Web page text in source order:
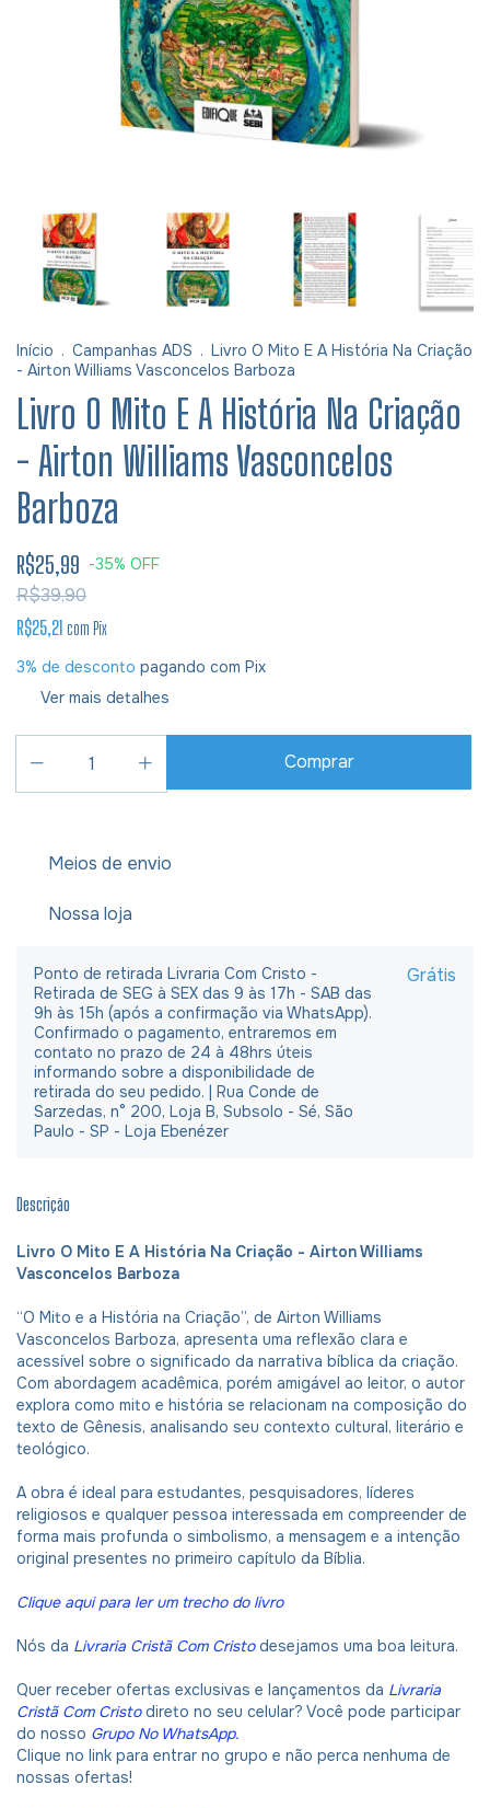
Início . Campanhas ADS . Livro O Mito E A História Na Criação
- Airton Williams Vasconcelos Barboza
Livro O Mito E A História Na Criação
- Airton Williams Vasconcelos
Barboza
R$25,99 -35% OFF
R$39,90
R$25,21 com Pix
3% de desconto pagando com Pix
Ver mais detalhes
Meios de envio
Nossa loja
Ponto de retirada Livraria Com Cristo -
Retirada de SEG à SEX das 9 às 17h - SAB das
9h às 15h (após a confirmação via WhatsApp).
Confirmado o pagamento, entraremos em
contato no prazo de 24 à 48hrs úteis
informando sobre a disponibilidade de
retirada do seu pedido. | Rua Conde de
Sarzedas, n° 200, Loja B, Subsolo - Sé, São
Paulo - SP - Loja Ebenézer
Grátis
Descrição
Livro O Mito E A História Na Criação - Airton Williams
Vasconcelos Barboza
“O Mito e a História na Criação”, de Airton Williams
Vasconcelos Barboza, apresenta uma reflexão clara e
acessível sobre o significado da narrativa bíblica da criação.
Com abordagem acadêmica, porém amigável ao leitor, o autor
explora como mito e história se relacionam na composição do
texto de Gênesis, analisando seu contexto cultural, literário e
teológico.
A obra é ideal para estudantes, pesquisadores, líderes
religiosos e qualquer pessoa interessada em compreender de
forma mais profunda o simbolismo, a mensagem e a intenção
original presentes no primeiro capítulo da Bíblia.
Clique aqui para ler um trecho do livro
Nós da Livraria Cristã Com Cristo desejamos uma boa leitura.
Quer receber ofertas exclusivas e lançamentos da Livraria
Cristã Com Cristodireto no seu celular? Você pode participar
do nosso Grupo No WhatsApp.
Clique no link para entrar no grupo e não perca nenhuma de
nossas ofertas!